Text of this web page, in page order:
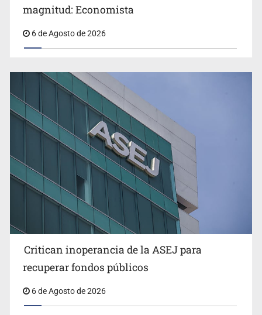
magnitud: Economista
6 de Agosto de 2026
Critican inoperancia de la ASEJ para
recuperar fondos públicos
6 de Agosto de 2026